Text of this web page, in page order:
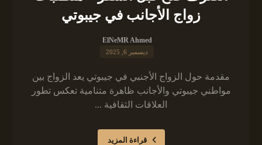
زواج الأجانب في جيبوتي
ElNeMR Ahmed
ديسمبر 6, 2025
مقدمة حول الزواج الأجنبي في جيبوتي يعد الزواج بين
مواطني جيبوتي والأجانب ظاهرة متنامية تعكس تطور
العلاقات الثقافية ...
قراءة المزيد